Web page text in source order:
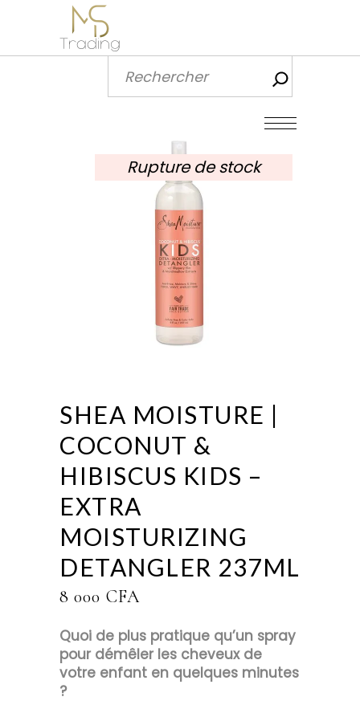
Rupture de stock
SHEA MOISTURE |
COCONUT &
HIBISCUS KIDS –
EXTRA
MOISTURIZING
DETANGLER 237ML
8 000 CFA
Quoi de plus pratique qu’un spray
pour démêler les cheveux de
votre enfant en quelques minutes
?